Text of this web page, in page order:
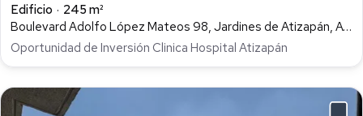
Edificio
245 m²
Boulevard Adolfo López Mateos 98, Jardines de Atizapán, Atizapán de Zaragoza
Oportunidad de Inversión Clinica Hospital Atizapán